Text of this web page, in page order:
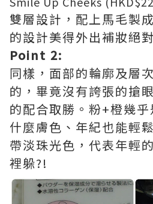
雙層設計，配上馬毛製
的設計美得外出補妝絕
Point 2:
同樣，面部的輪廓及層
的，畢竟沒有誇張的搶
的配合取勝。粉+橙幾乎
什麼膚色、年紀也能輕
帶淡珠光色，代表年輕
裡躲?!